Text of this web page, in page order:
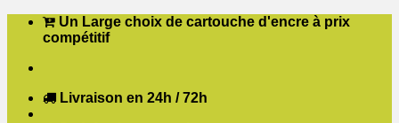
Passer Un Large choix de cartouche d'encre à prix
compétitif
Livraison en 24h / 72h